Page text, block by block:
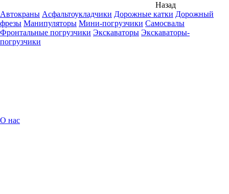
Назад
Автокраны Асфальтоукладчики Дорожные катки Дорожный
фрезы Манипуляторы Мини-погрузчики Самосвалы
Фронтальные погрузчики Экскаваторы Экскаваторы-
погрузчики
О нас